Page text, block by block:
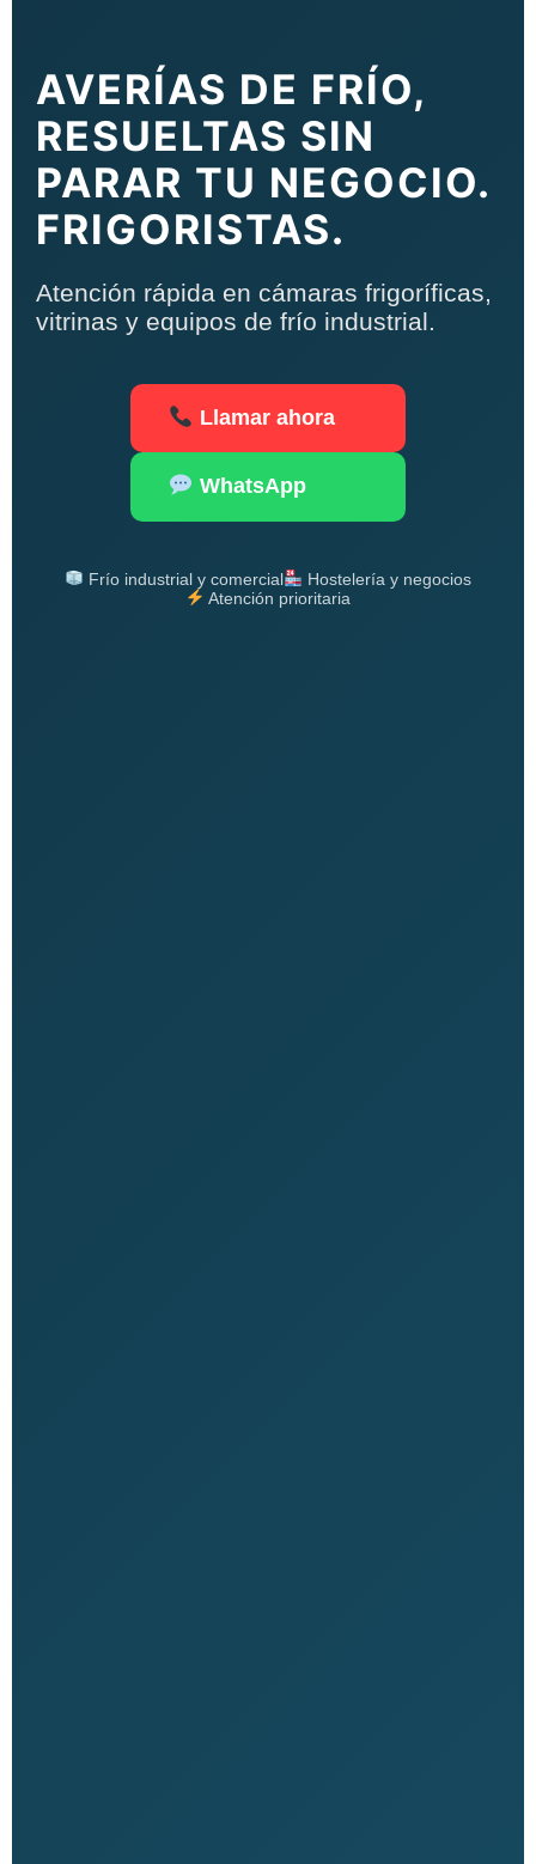
AVERÍAS DE FRÍO,
RESUELTAS SIN
PARAR TU NEGOCIO.
FRIGORISTAS.
Atención rápida en cámaras frigoríficas,
vitrinas y equipos de frío industrial.
Llamar ahora
WhatsApp
Frío industrial y comercial
Hostelería y negocios
Atención prioritaria